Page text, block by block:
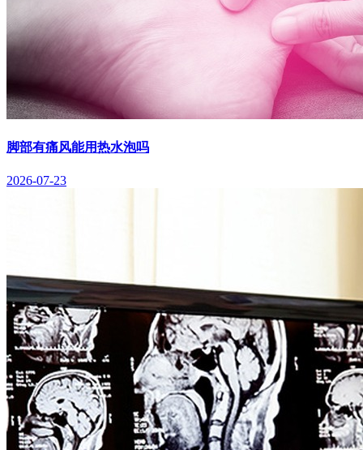
脚部有痛风能用热水泡吗
2026-07-23